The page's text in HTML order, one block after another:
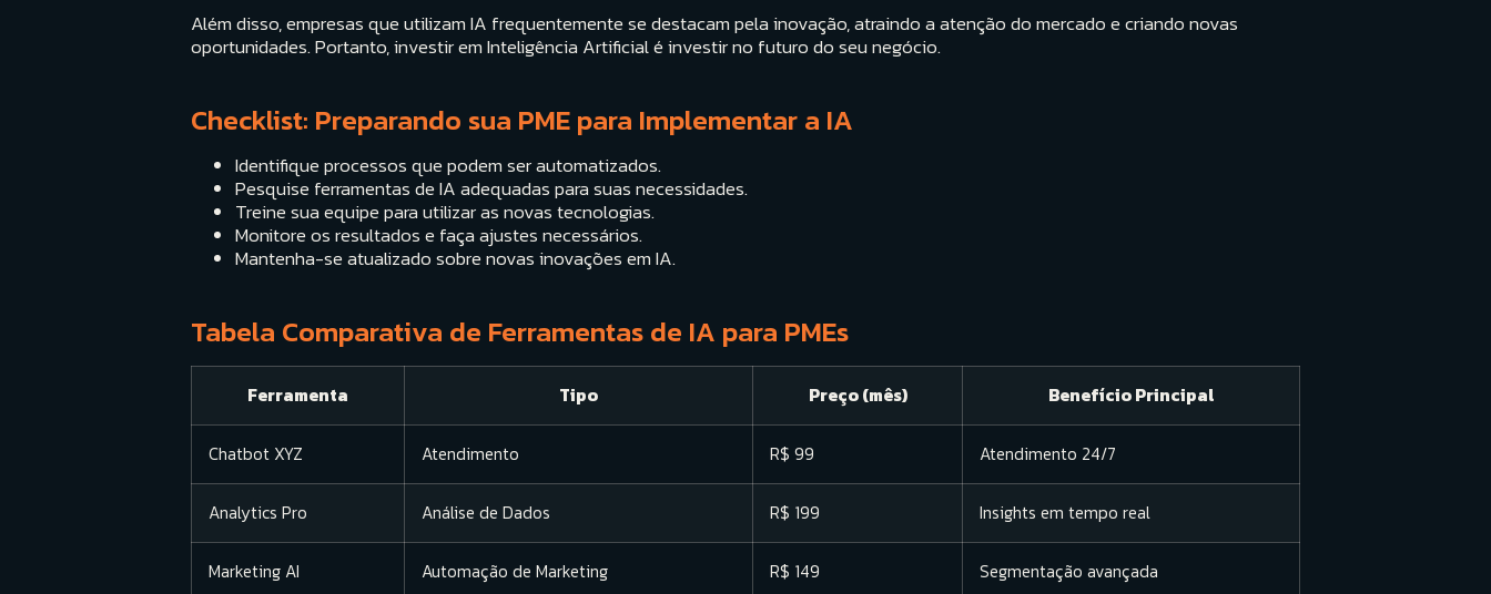
Além disso, empresas que utilizam IA frequentemente se destacam pela inovação, atraindo a atenção do mercado e criando novas
oportunidades. Portanto, investir em Inteligência Artificial é investir no futuro do seu negócio.
Checklist: Preparando sua PME para Implementar a IA
Identifique processos que podem ser automatizados.
Pesquise ferramentas de IA adequadas para suas necessidades.
Treine sua equipe para utilizar as novas tecnologias.
Monitore os resultados e faça ajustes necessários.
Mantenha-se atualizado sobre novas inovações em IA.
Tabela Comparativa de Ferramentas de IA para PMEs
Ferramenta Tipo Preço (mês) Benefício Principal
Chatbot XYZ Atendimento R$ 99 Atendimento 24/7
Analytics Pro Análise de Dados R$ 199 Insights em tempo real
Marketing AI Automação de Marketing R$ 149 Segmentação avançada